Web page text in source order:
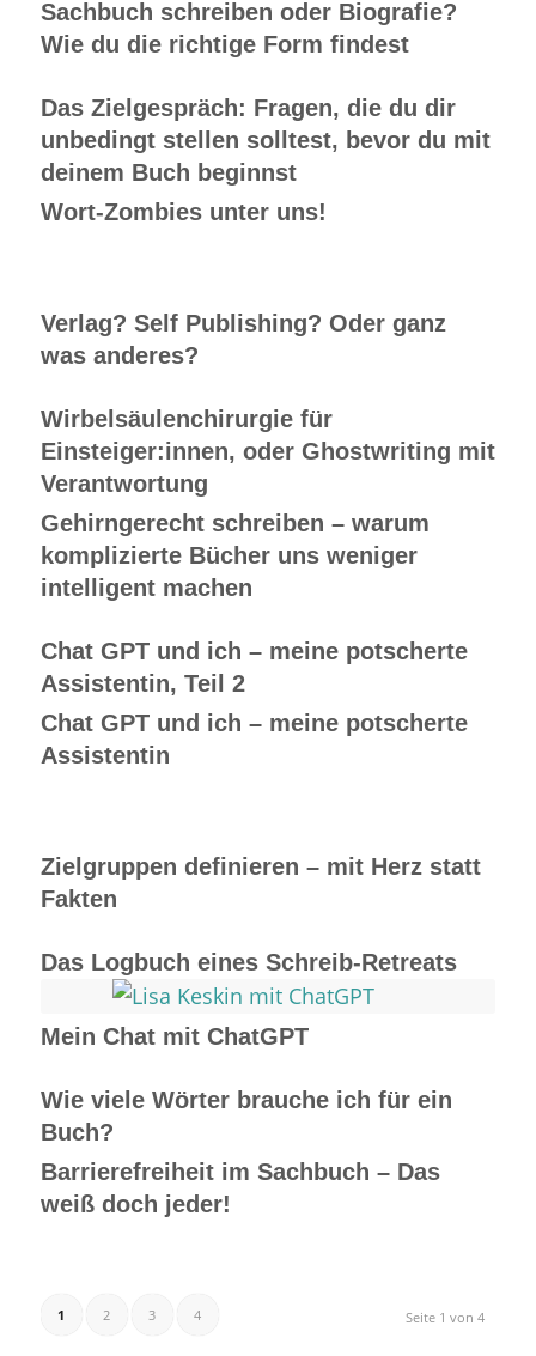
Sachbuch schreiben oder Biografie?
Wie du die richtige Form findest
Das Zielgespräch: Fragen, die du dir
unbedingt stellen solltest, bevor du mit
deinem Buch beginnst
Wort-Zombies unter uns!
Verlag? Self Publishing? Oder ganz
was anderes?
Wirbelsäulenchirurgie für
Einsteiger:innen, oder Ghostwriting mit
Verantwortung
Gehirngerecht schreiben – warum
komplizierte Bücher uns weniger
intelligent machen
Chat GPT und ich – meine potscherte
Assistentin, Teil 2
Chat GPT und ich – meine potscherte
Assistentin
Zielgruppen definieren – mit Herz statt
Fakten
Das Logbuch eines Schreib-Retreats
Mein Chat mit ChatGPT
Wie viele Wörter brauche ich für ein
Buch?
Barrierefreiheit im Sachbuch – Das
weiß doch jeder!
Seite 1 von 4
1 2 3 4